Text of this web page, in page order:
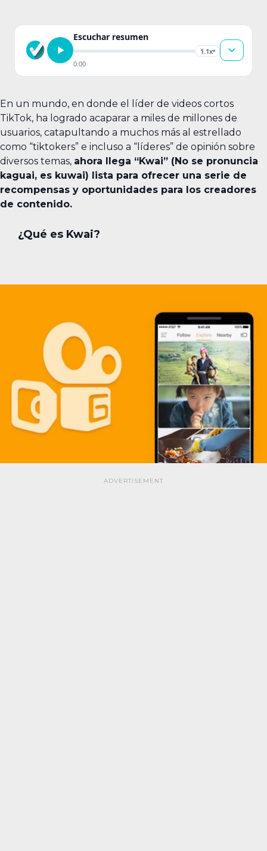
Escuchar resumen
1.1x▾
0:00
En un mundo, en donde el líder de videos cortos
TikTok, ha logrado acaparar a miles de millones de
usuarios, catapultando a muchos más al estrellado
como “tiktokers” e incluso a “líderes” de opinión sobre
diversos temas, ahora llega “Kwai” (No se pronuncia
kaguai, es kuwai) lista para ofrecer una serie de
recompensas y oportunidades para los creadores
de contenido.
¿Qué es Kwai?